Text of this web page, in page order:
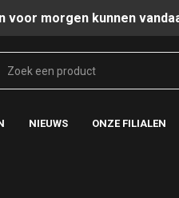
voor morgen kunnen
NIEUWS ONZE FILIALEN